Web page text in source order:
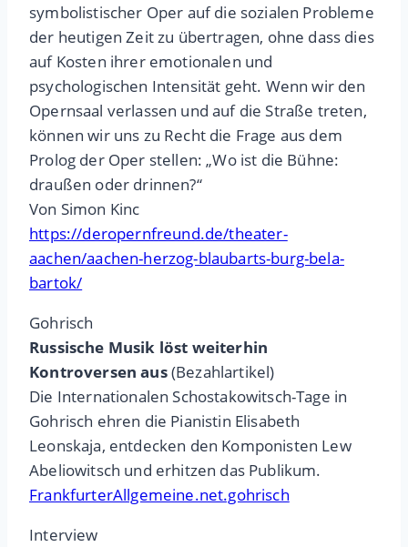
symbolistischer Oper auf die sozialen Probleme
der heutigen Zeit zu übertragen, ohne dass dies
auf Kosten ihrer emotionalen und
psychologischen Intensität geht. Wenn wir den
Opernsaal verlassen und auf die Straße treten,
können wir uns zu Recht die Frage aus dem
Prolog der Oper stellen: „Wo ist die Bühne:
draußen oder drinnen?“
Von Simon Kinc
https://deropernfreund.de/theater-
aachen/aachen-herzog-blaubarts-burg-bela-
bartok/
Gohrisch
Russische Musik löst weiterhin
Kontroversen aus(Bezahlartikel)
Die Internationalen Schostakowitsch-Tage in
Gohrisch ehren die Pianistin Elisabeth
Leonskaja, entdecken den Komponisten Lew
Abeliowitsch und erhitzen das Publikum.
FrankfurterAllgemeine.net.gohrisch
Interview